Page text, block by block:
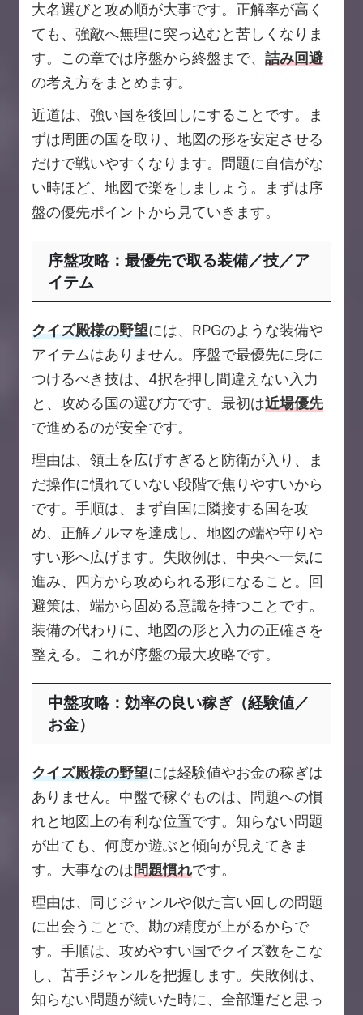
大名選びと攻め順が大事です。正解率が高く
ても、強敵へ無理に突っ込むと苦しくなりま
す。この章では序盤から終盤まで、 詰み回避
の考え方をまとめます。
近道は、強い国を後回しにすることです。ま
ずは周囲の国を取り、地図の形を安定させる
だけで戦いやすくなります。問題に自信がな
い時ほど、地図で楽をしましょう。まずは序
盤の優先ポイントから見ていきます。
序盤攻略：最優先で取る装備／技／ア
イテム
クイズ殿様の野望には、RPGのような装備や
アイテムはありません。序盤で最優先に身に
つけるべき技は、4択を押し間違えない入力
と、攻める国の選び方です。最初は近場優先
で進めるのが安全です。
理由は、領土を広げすぎると防衛が入り、ま
だ操作に慣れていない段階で焦りやすいから
です。手順は、まず自国に隣接する国を攻
め、正解ノルマを達成し、地図の端や守りや
すい形へ広げます。失敗例は、中央へ一気に
進み、四方から攻められる形になること。回
避策は、端から固める意識を持つことです。
装備の代わりに、地図の形と入力の正確さを
整える。これが序盤の最大攻略です。
中盤攻略：効率の良い稼ぎ（経験値／
お金）
クイズ殿様の野望には経験値やお金の稼ぎは
ありません。中盤で稼ぐものは、問題への慣
れと地図上の有利な位置です。知らない問題
が出ても、何度か遊ぶと傾向が見えてきま
す。大事なのは問題慣れです。
理由は、同じジャンルや似た言い回しの問題
に出会うことで、勘の精度が上がるからで
す。手順は、攻めやすい国でクイズ数をこな
し、苦手ジャンルを把握します。失敗例は、
知らない問題が続いた時に、全部運だと思っ